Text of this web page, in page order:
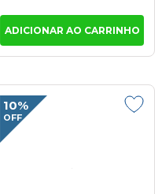
ADICIONAR AO CARRINHO
10%
OFF